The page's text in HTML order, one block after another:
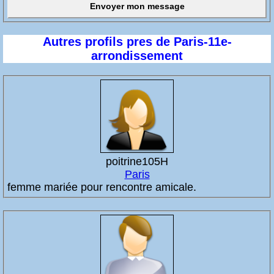
Autres profils pres de Paris-11e-
arrondissement
poitrine105H
Paris
femme mariée pour rencontre amicale.